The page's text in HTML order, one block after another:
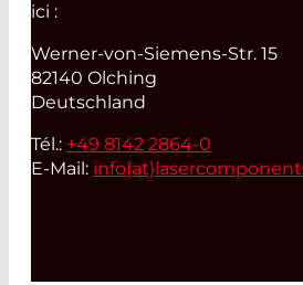
ici :
Werner-von-Siemens-Str. 15
82140 Olching
Deutschland
Tél.: +49 8142 2864-0
E-Mail: info(at)